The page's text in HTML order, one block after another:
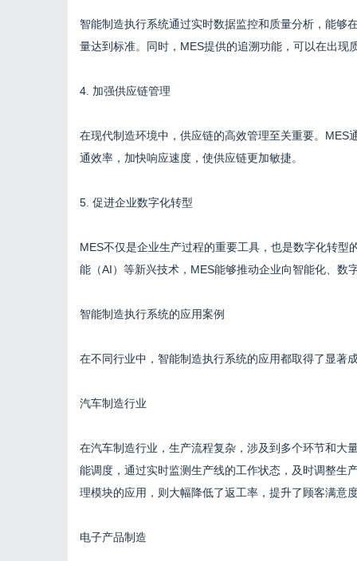
智能制造执行系统通过实时数据监控和质量分析，能够
量达到标准。同时，MES提供的追溯功能，可以在出现
4. 加强供应链管理
在现代制造环境中，供应链的高效管理至关重要。
通效率，加快响应速度，使供应链更加敏捷。
5. 促进企业数字化转型
MES不仅是企业生产过程的重要工具，也是数字化转
能（AI）等新兴技术，MES能够推动企业向智能化、数
智能制造执行系统的应用案例
在不同行业中，智能制造执行系统的应用都取得了显著
汽车制造行业
在汽车制造行业，生产流程复杂，涉及到多个环节和大
能调度，通过实时监测生产线的工作状态，及时调整生
理模块的应用，则大幅降低了返工率，提升了顾客满意
电子产品制造